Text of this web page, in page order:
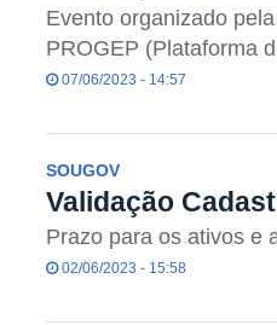
Evento organizado
PROGEP (Plataforma
07/06/2023 - 14:57
SOUGOV
Validação
Prazo para os ativos e
02/06/2023 - 15:58